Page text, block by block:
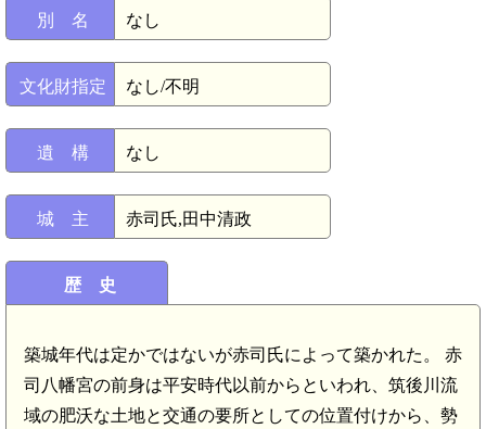
別 名 なし
文化財指定 なし/不明
遺 構 なし
城 主 赤司氏,田中清政
歴 史
築城年代は定かではないが赤司氏によって築かれた。 赤
司八幡宮の前身は平安時代以前からといわれ、筑後川流
域の肥沃な土地と交通の要所としての位置付けから、勢